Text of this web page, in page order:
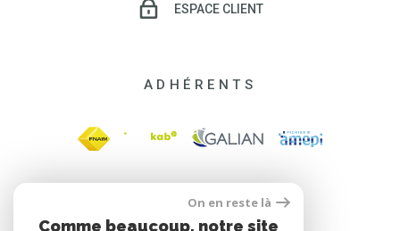
ESPACE CLIENT
ADHÉRENTS
On en reste là
Comme beaucoup, notre site